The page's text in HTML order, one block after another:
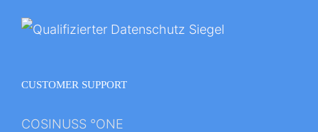
CUSTOMER SUPPORT
COSINUSS °ONE